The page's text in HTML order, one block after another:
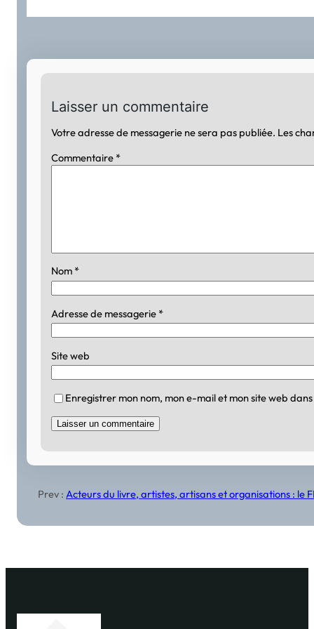
Laisser un commentaire
Votre adresse de messagerie ne sera pas publiée. Les
Commentaire *
Nom *
Adresse de messagerie *
Site web
Enregistrer mon nom, mon e-mail et mon site web
Prev :Acteurs du livre, artistes, artisans et organisations : le